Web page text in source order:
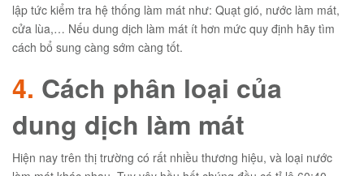
lập tức kiểm tra hệ thống làm mát như: Quạt gió, nước làm mát,
cửa lùa,… Nếu dung dịch làm mát ít hơn mức quy định hãy tìm
cách bổ sung càng sớm càng tốt.
4. Cách phân loại của
dung dịch làm mát
Hiện nay trên thị trường có rất nhiều thương hiệu, và loại nước